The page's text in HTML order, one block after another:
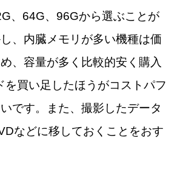
、64G、96Gから選ぶことが
、内臓メモリが多い機種は価
、容量が多く比較的安く購入
を買い足したほうがコストパフ
です。また、撮影したデータ
などに移しておくことをおす